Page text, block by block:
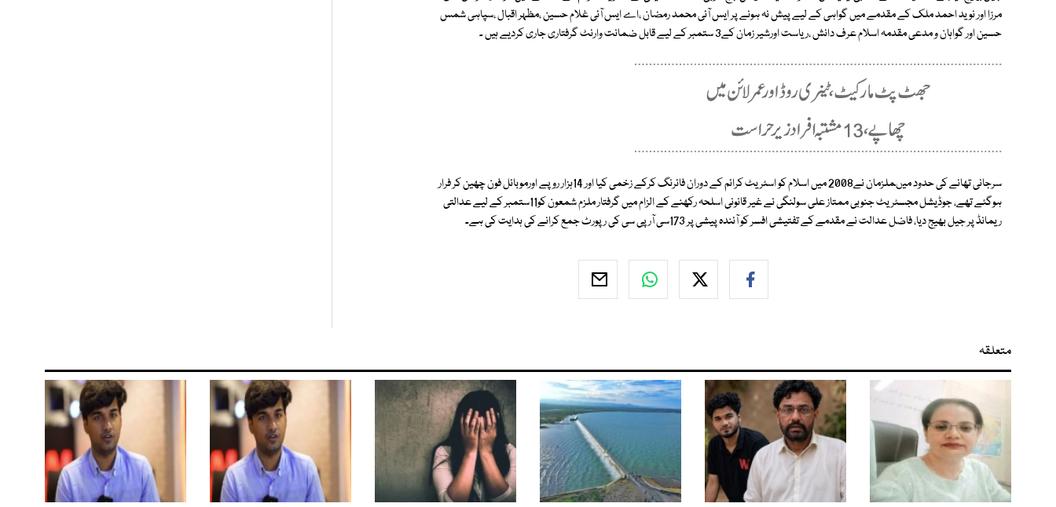
مرزا اور نوید احمد ملک کے مقدمے میں گواہی کے لیے پیش نہ ہونے پر ایس آئی محمد رمضان ،اے ایس آئی غلام حسین ،مظہر اقبال ،سپاہی شمس
حسین اور گواہان و مدعی مقدمہ اسلام عرف دانش ،ریاست اورشیر زمان کے3 ستمبر کے لیے قابل ضمانت وارنٹ گرفتاری جاری کردیے ہیں ۔
سرجانی تھانے کی حدود میںملزمان نے2008 میں اسلام کو اسٹریٹ کرائم کے دوران فائرنگ کرکے زخمی کیا اور 14ہزار روپے اورموبائل فون چھین کر فرار
ہوگئے تھے، جوڈیشل مجسٹریٹ جنوبی ممتاز علی سولنگی نے غیر قانونی اسلحہ رکھنے کے الزام میں گرفتار ملزم شمعون کو11ستمبر کے لیے عدالتی
ریمانڈ پر جیل بھیج دیا، فاضل عدالت نے مقدمے کے تفتیشی افسر کو آئندہ پیشی پر 173سی آر پی سی کی رپورٹ جمع کرانے کی ہدایت کی ہے۔
متعلقہ